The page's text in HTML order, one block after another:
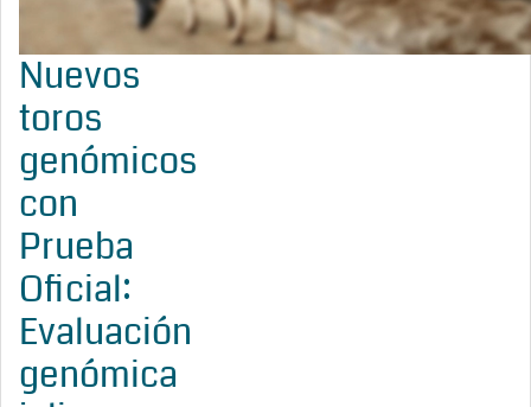
Nuevos
toros
genómicos
con
Prueba
Oficial:
Evaluación
genómica